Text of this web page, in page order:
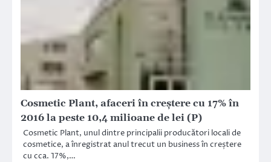
Cosmetic Plant, afaceri în creștere cu 17% în
2016 la peste 10,4 milioane de lei (P)
Cosmetic Plant, unul dintre principalii producători locali de
cosmetice, a înregistrat anul trecut un business în creștere
cu cca. 17%,…